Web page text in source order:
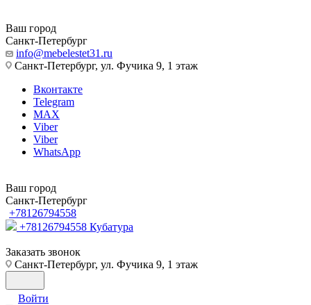
Ваш город
Санкт-Петербург
info@mebelestet31.ru
Санкт-Петербург, ул. Фучика 9, 1 этаж
Вконтакте
Telegram
MAX
Viber
Viber
WhatsApp
Ваш город
Санкт-Петербург
+78126794558
+78126794558 Кубатура
Заказать звонок
Санкт-Петербург, ул. Фучика 9, 1 этаж
Войти